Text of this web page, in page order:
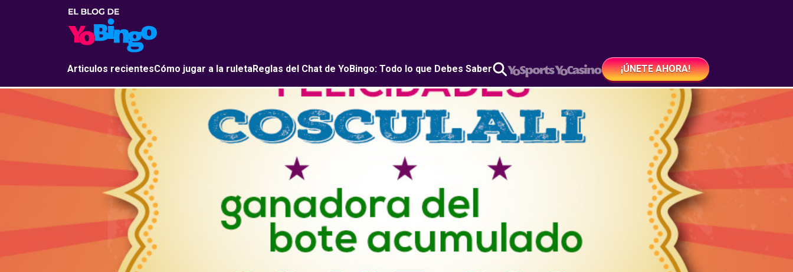
Articulos recientesCómo jugar a la ruletaReglas del Chat de YoBingo: Todo lo que Debes Saber ¡ÚNETE AHORA!